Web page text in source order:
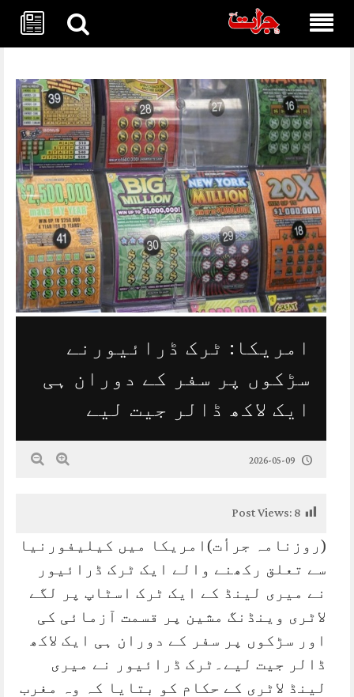
امریکا: ٹرک ڈرائیورنے
سڑکوں پر سفر کے دوران ہی
ایک لاکھ ڈالر جیت لیے
2026-05-09
Post Views:8
(روزنامہ جرأت)امریکا میں کیلیفورنیا
سے تعلق رکھنے والے ایک ٹرک ڈرائیور
نے میری لینڈ کے ایک ٹرک اسٹاپ پر لگے
لاٹری وینڈنگ مشین پر قسمت آزمائی کی
اور سڑکوں پر سفر کے دوران ہی ایک لاکھ
ڈالر جیت لیے۔ٹرک ڈرائیور نے میری
لینڈ لاٹری کے حکام کو بتایا کہ وہ مغرب